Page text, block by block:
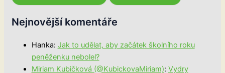
Nejnovější komentáře
Hanka: Jak to udělat, aby začátek školního roku
peněženku nebolel?
Miriam Kubičková (@KubickovaMiriam): Vydry